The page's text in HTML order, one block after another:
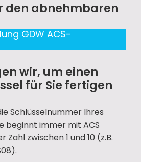
den abnehmbaren
GDW ACS-
wir, um einen
für Sie fertigen
Schlüsselnummer Ihres
beginnt immer mit ACS
zwischen 1 und 10 (z.B.